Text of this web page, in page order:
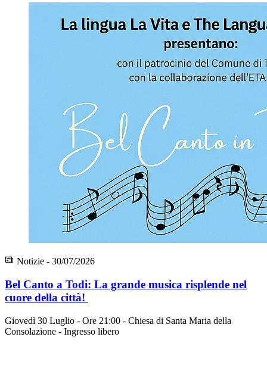
Notizie - 30/07/2026
Bel Canto a Todi: La grande musica risplende nel
cuore della città!
Giovedì 30 Luglio - Ore 21:00 - Chiesa di Santa Maria della
Consolazione - Ingresso libero